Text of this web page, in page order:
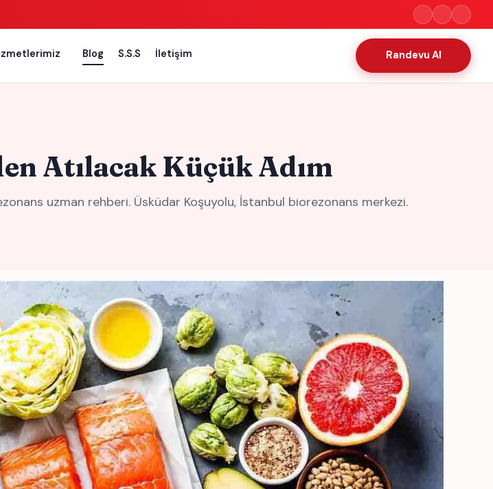
Blog S.S.S İletişim Randevu Al
Atılacak Küçük Adım
uzman rehberi. Üsküdar Koşuyolu, İstanbul biorezonans merkezi.